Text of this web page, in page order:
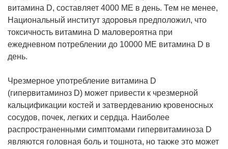
витамина D, составляет 4000 МЕ в день. Тем не менее,
Национальный институт здоровья предположил, что
токсичность витамина D маловероятна при
ежедневном потреблении до 10000 МЕ витамина D в
день.
Чрезмерное употребление витамина D
(гипервитаминоз D) может привести к чрезмерной
кальцификации костей и затвердеванию кровеносных
сосудов, почек, легких и сердца. Наиболее
распространенными симптомами гипервитаминоза D
являются головная боль и тошнота, но также это может